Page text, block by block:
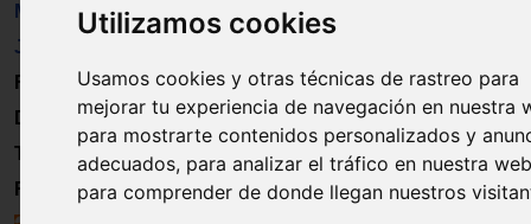
Utilizamos cookies
Usamos cookies y otras técnicas de rastreo para
mejorar tu experiencia de navegación en nuestra
para mostrarte contenidos personalizados y
adecuados, para analizar el tráfico en nuestra
para comprender de donde llegan nuestros
Material
Juguetes
Formación
Directorio
Trabajo
Registro